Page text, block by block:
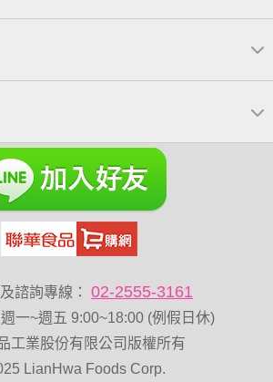
食 杏仁 小魚干 芥末 可樂果 小魚
梅子 三角飯糰 全聯 南瓜子 禮盒
包裝活力堅果 榛果 海苔 芥末味
牌 蔓越莓 開心果 萬歲牌
全聯 海苔 滿天星 黑豆
蔓越梅 綜合堅果
脆三色丁 花生 味付 萬歲牌-堅穀力
給隨行包33公克44 包 波浪脆
條原味18克*5包 香菜
諮詢專線： 02-2555-3161
週一~週五 9:00~18:00 (例假日休)
工業股份有限公司版權所有
LianHwa Foods Corp.